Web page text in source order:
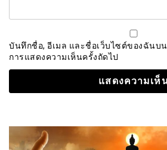
บันทึกชื่อ, อีเมล และชื่อเว็บไซต์ของฉันบ
การแสดงความเห็นครั้งถัดไป